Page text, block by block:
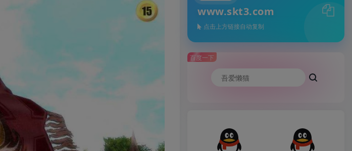
www.skt3.com
点击上方链接自动复制
百度一下